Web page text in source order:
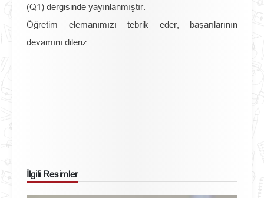
(Q1) dergisinde yayınlanmıştır.
Öğretim elemanımızı tebrik eder, başarılarının
devamını dileriz.
İlgili Resimler